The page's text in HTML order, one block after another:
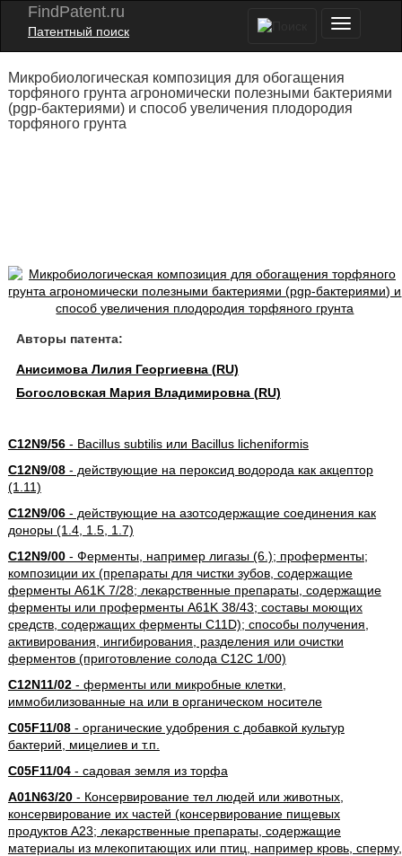
FindPatent.ru
Патентный поиск
Микробиологическая композиция для обогащения
торфяного грунта агрономически полезными бактериями
(pgp-бактериями) и способ увеличения плодородия
торфяного грунта
Авторы патента:
Анисимова Лилия Георгиевна (RU)
Богословская Мария Владимировна (RU)
C12N9/56- Bacillus subtilis или Bacillus licheniformis
C12N9/08- действующие на пероксид водорода как акцептор
(1.11)
C12N9/06- действующие на азотсодержащие соединения как
доноры (1.4, 1.5, 1.7)
C12N9/00- Ферменты, например лигазы (6.); проферменты;
композиции их (препараты для чистки зубов, содержащие
ферменты A61K 7/28; лекарственные препараты, содержащие
ферменты или проферменты A61K 38/43; составы моющих
средств, содержащих ферменты C11D); способы получения,
активирования, ингибирования, разделения или очистки
ферментов (приготовление солода C12C 1/00)
C12N11/02- ферменты или микробные клетки,
иммобилизованные на или в органическом носителе
C05F11/08- органические удобрения с добавкой культур
бактерий, мицелиев и т.п.
C05F11/04- садовая земля из торфа
A01N63/20- Консервирование тел людей или животных,
консервирование их частей (консервирование пищевых
продуктов A23; лекарственные препараты, содержащие
материалы из млекопитающих или птиц, например кровь, сперму,